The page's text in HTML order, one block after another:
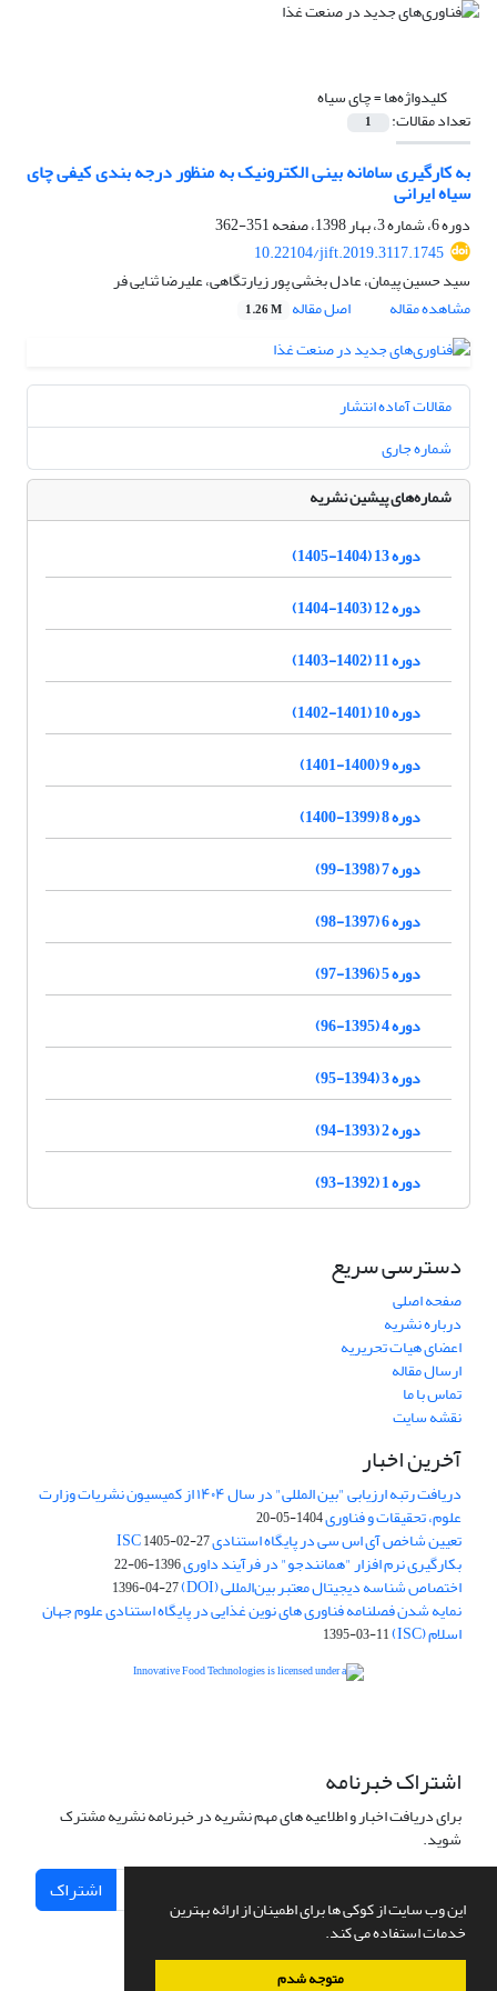
این وب سایت از کوکی ها برای اطمینان از ارائه بهترین
خدمات استفاده می کند.
متوجه شدم
کلیدواژه‌ها =چای سیاه
تعداد مقالات: 1
به کارگیری سامانه بینی الکترونیک به منظور درجه بندی کیفی چای
سیاه ایرانی
دوره 6، شماره 3، بهار 1398، صفحه
351-362
10.22104/jift.2019.3117.1745
سید حسین پیمان، عادل بخشی پور زیارتگاهی، علیرضا ثنایی فر
مشاهده مقاله
اصل مقاله 1.26 M
مقالات آماده انتشار
شماره جاری
شماره‌های پیشین نشریه
دوره 13 (1404-1405)
دوره 12 (1403-1404)
دوره 11 (1402-1403)
دوره 10 (1401-1402)
دوره 9 (1400-1401)
دوره 8 (1399-1400)
دوره 7 (1398-99)
دوره 6 (1397-98)
دوره 5 (1396-97)
دوره 4 (1395-96)
دوره 3 (1394-95)
دوره 2 (1393-94)
دوره 1 (1392-93)
دسترسی سریع
صفحه اصلی
درباره نشریه
اعضای هیات تحریریه
ارسال مقاله
تماس با ما
نقشه سایت
آخرین اخبار
دریافت رتبه ارزیابی "بین المللی" در سال ۱۴۰۴ از کمیسیون نشریات وزارت
علوم، تحقیقات و فناوری1404-05-20
تعیین شاخص آی اس سی در پایگاه استنادی ISC1405-02-27
بکارگیری نرم افزار "همانندجو" در فرآیند داوری1396-06-22
اختصاص شناسه دیجیتال معتبر بین‌المللی (DOI) 1396-04-27
نمایه شدن فصلنامه فناوری های نوین غذایی در پایگاه استنادی علوم جهان
اسلام (ISC) 1395-03-11
اشتراک خبرنامه
برای دریافت اخبار و اطلاعیه های مهم نشریه در خبرنامه نشریه مشترک
شوید.
اشتراک